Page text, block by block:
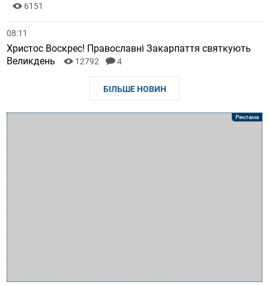
6151
08:11
Христос Воскрес! Православні Закарпаття святкують
Великдень
12792 4
БІЛЬШЕ НОВИН